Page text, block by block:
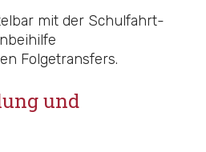
mit der Schulfahrt-
Folgetransfers.
und